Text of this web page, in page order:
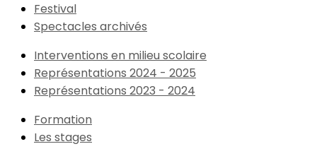
Festival
Spectacles archivés
Interventions en milieu scolaire
Représentations 2024 - 2025
Représentations 2023 - 2024
Formation
Les stages